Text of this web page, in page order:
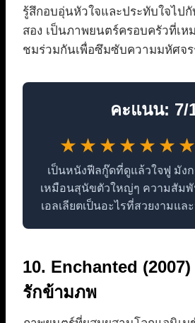
รู้สึกอบอุ่นหัวใจและประทับใจไปกั
สอง เป็นภาพยนตร์ครอบครัวที่เห
ชมร่วมกันเพื่อซึมซับความมหัศจ
คะแนน: 7/
เป็นหนังฟีลกู๊ดที่ดูแล้วใจฟู มังก
เหมือนสุนัขตัวใหญ่ๆ ความสัม
เอลเลียตเป็นอะไรที่สวยงามแล
10. Enchanted
รักข้ามภพ